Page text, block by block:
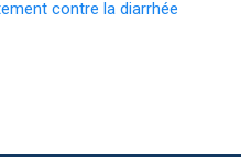
contre la diarrhée